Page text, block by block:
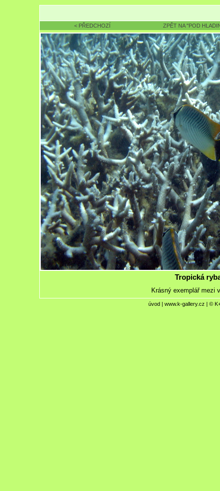
< PŘEDCHOZÍ ZPĚT NA "POD
Tropická
Krásný exemplář mezi
úvod| www.k-gallery.cz | ©